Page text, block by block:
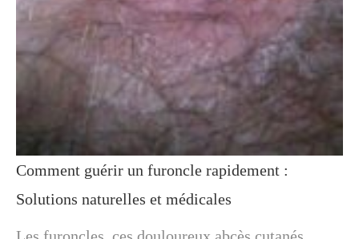
Comment guérir un furoncle rapidement :
Solutions naturelles et médicales